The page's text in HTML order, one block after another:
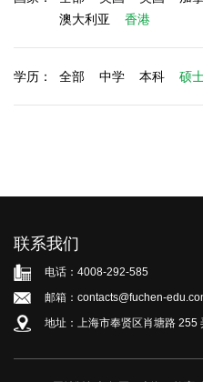
澳大利亚
香港
学历： 全部 中学 本科 硕
联系我们
电话：4008-292-585
邮箱：contacts@fuchen-
地址：上海市奉贤区肖塘路 255